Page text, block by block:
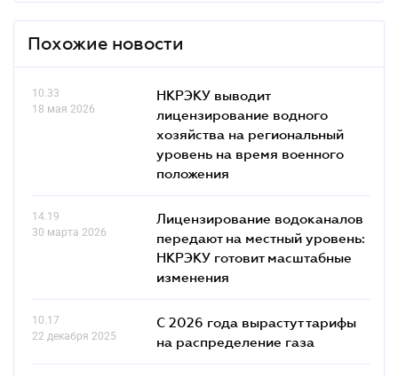
Похожие новости
10.33
18 мая 2026
НКРЭКУ выводит
лицензирование водного
хозяйства на региональный
уровень на время военного
положения
14.19
30 марта 2026
Лицензирование водоканалов
передают на местный уровень:
НКРЭКУ готовит масштабные
изменения
10.17
22 декабря 2025
С 2026 года вырастут тарифы
на распределение газа